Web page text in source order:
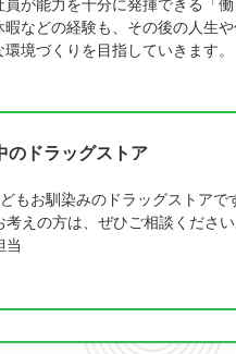
が能力を十分に発揮できる「
などの経験も、その後の人生
境づくりを目指していきます。
のドラッグストア
もお馴染みのドラッグストアで
えの方は、ぜひご相談ください
当